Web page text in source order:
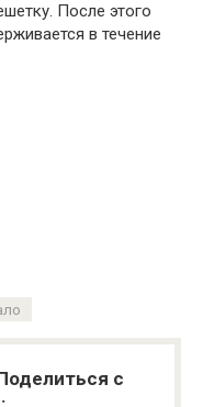
После этого
в течение
с